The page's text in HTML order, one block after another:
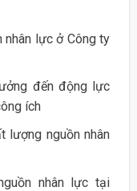
nhân lực ở Công ty
đến động lực
ích
lượng nguồn nhân
nhân lực tại